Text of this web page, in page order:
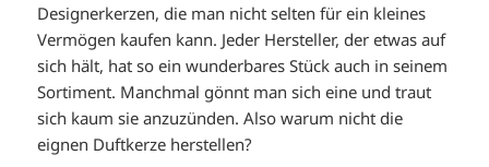
Designerkerzen, die man nicht selten für ein kleines
Vermögen kaufen kann. Jeder Hersteller, der etwas auf
sich hält, hat so ein wunderbares Stück auch in seinem
Sortiment. Manchmal gönnt man sich eine und traut
sich kaum sie anzuzünden. Also warum nicht die
eignen Duftkerze herstellen?